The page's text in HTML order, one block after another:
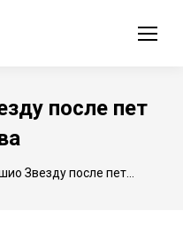
после пет
Звезду после пет…